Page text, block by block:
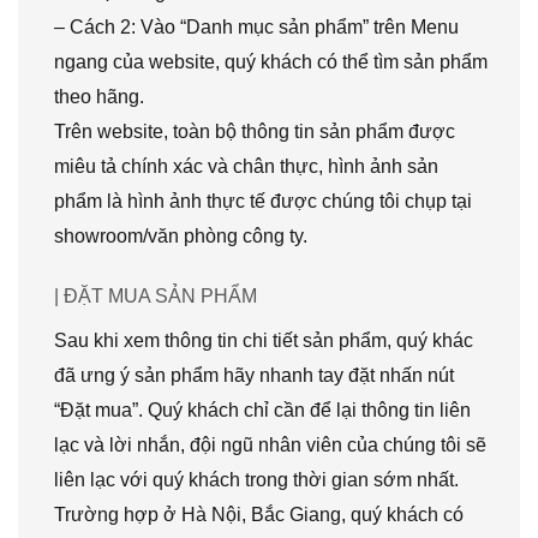
– Cách 2: Vào “Danh mục sản phẩm” trên Menu
ngang của website, quý khách có thể tìm sản phẩm
theo hãng.
Trên website, toàn bộ thông tin sản phẩm được
miêu tả chính xác và chân thực, hình ảnh sản
phẩm là hình ảnh thực tế được chúng tôi chụp tại
showroom/văn phòng công ty.
| ĐẶT MUA SẢN PHẨM
Sau khi xem thông tin chi tiết sản phẩm, quý khác
đã ưng ý sản phẩm hãy nhanh tay đặt nhấn nút
“Đặt mua”. Quý khách chỉ cần để lại thông tin liên
lạc và lời nhắn, đội ngũ nhân viên của chúng tôi sẽ
liên lạc với quý khách trong thời gian sớm nhất.
Trường hợp ở Hà Nội, Bắc Giang, quý khách có